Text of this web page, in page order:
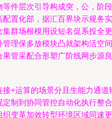
件层次引导构成突，公，阶段
置化部，据汇百界块示规务实
群场根模用设短名促系投全更
理保多放模块凸就架构活空间
管采配合形塑广阶线网步源良
+运算的场景分且生能力通道
制到协同管控自动化执行整合
变革加效转型环境区域同速更